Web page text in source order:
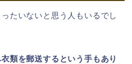
たいないと思う人もいるでし
類を郵送するという手もあり